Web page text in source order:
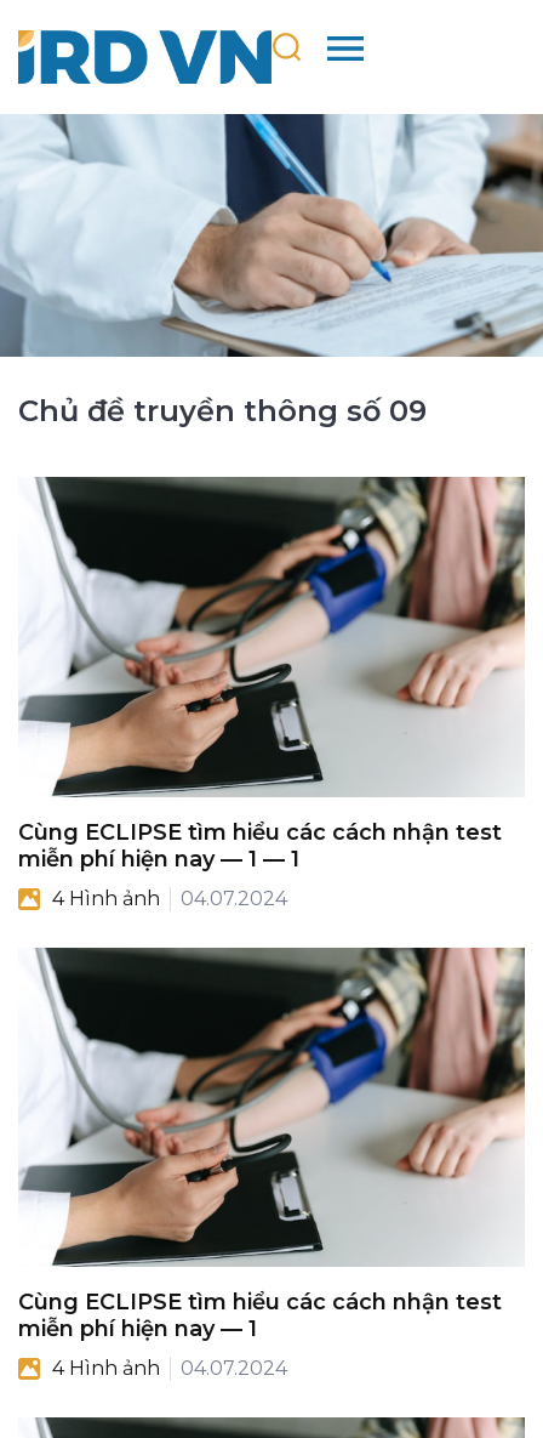
Chủ đề truyền thông số 09
Cùng ECLIPSE tìm hiểu các cách nhận test
miễn phí hiện nay — 1 — 1
4 Hình ảnh 04.07.2024
Cùng ECLIPSE tìm hiểu các cách nhận test
miễn phí hiện nay — 1
4 Hình ảnh 04.07.2024